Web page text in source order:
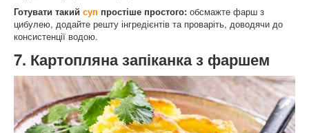
Готувати такий суп простіше простого: обсмажте фарш з
цибулею, додайте решту інгредієнтів та проваріть, доводячи до
консистенції водою.
7. Картопляна запіканка з фаршем